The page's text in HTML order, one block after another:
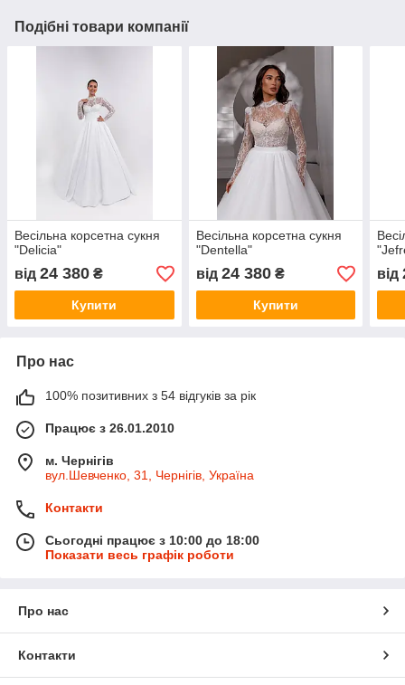
Подібні товари компанії
Весільна корсетна сукня
"Delicia"
від 24 380 ₴
Купити
Весільна корсетна сукня
"Dentella"
від 24 380₴
Купити
від
Про нас
100% позитивних з 54 відгуків за рік
Працює з 26.01.2010
м. Чернігів
вул.Шевченко, 31, Чернігів, Україна
Контакти
Сьогодні працює з 10:00 до 18:00
Показати весь графік роботи
Про нас
Контакти